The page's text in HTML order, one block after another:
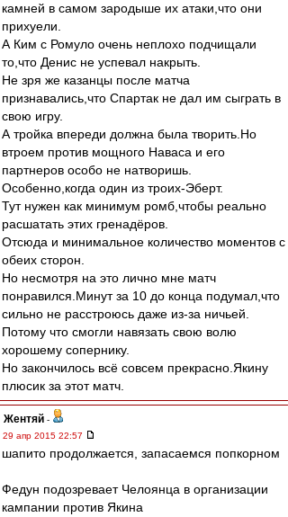
камней в самом зародыше их атаки,что они
прихуели.
А Ким с Ромуло очень неплохо подчищали
то,что Денис не успевал накрыть.
Не зря же казанцы после матча
признавались,что Спартак не дал им сыграть в
свою игру.
А тройка впереди должна была творить.Но
втроем против мощного Наваса и его
партнеров особо не натворишь.
Особенно,когда один из троих-Эберт.
Тут нужен как минимум ромб,чтобы реально
расшатать этих гренадёров.
Отсюда и минимальное количество моментов с
обеих сторон.
Но несмотря на это лично мне матч
понравился.Минут за 10 до конца подумал,что
сильно не расстроюсь даже из-за ничьей.
Потому что смогли навязать свою волю
хорошему сопернику.
Но закончилось всё совсем прекрасно.Якину
плюсик за этот матч.
Жентяй -
29 апр 2015 22:57
шапито продолжается, запасаемся попкорном
Федун подозревает Челоянца в организации
кампании против Якина